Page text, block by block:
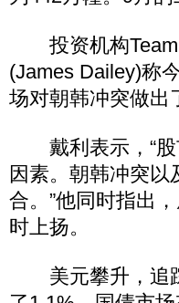
投资机构Team
(James Dailey)称
场对朝韩冲突做出
戴利表示，“股
因素。朝韩冲突
合。”他同时指出
时上扬。
美元攀升，追踪